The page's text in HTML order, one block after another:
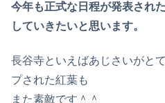
今年も正式な日程が発表され
していきたいと思います。
長谷寺といえばあじさいがと
プされた紅葉も
また素敵です＾＾